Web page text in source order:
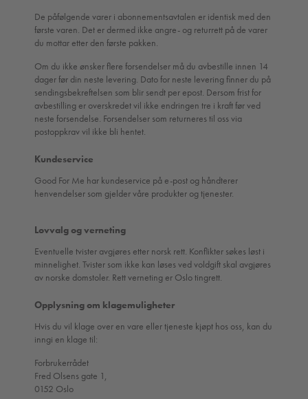
De påfølgende varer i abonnementsavtalen er identisk med den
første varen. Det er dermed ikke angre- og returrett på de varer
du mottar etter den første pakken.
Om du ikke ønsker flere forsendelser må du avbestille innen 14
dager før din neste levering. Dato for neste levering finner du på
sendingsbekreftelsen som blir sendt per epost. Dersom frist for
avbestilling er overskredet vil ikke endringen tre i kraft før ved
neste forsendelse. Forsendelser som returneres til oss via
postoppkrav vil ikke bli hentet.
Kundeservice
Good For Me har kundeservice på e-post og håndterer
henvendelser som gjelder våre produkter og tjenester.
Lovvalg og verneting
Eventuelle tvister avgjøres etter norsk rett. Konflikter søkes løst i
minnelighet. Tvister som ikke kan løses ved voldgift skal avgjøres
av norske domstoler. Rett verneting er Oslo tingrett.
Opplysning om klagemuligheter
Hvis du vil klage over en vare eller tjeneste kjøpt hos oss, kan du
inngi en klage til:
Forbrukerrådet
Fred Olsens gate 1,
0152 Oslo